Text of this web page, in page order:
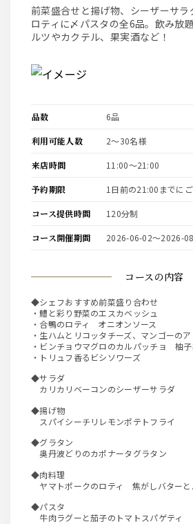
前菜盛合せと揚げ物、シーザーサラダ、ヤマトポークの
ロティに〆パスタの全6品。飲み放
ルツやカクテル、果実酒など！
コースの内容
◆シェフおすすめ前菜盛り合わせ
・鱧と彩り野菜のエスカベッシュ
・合鴨のロティ オニオンソース
・生ハムとリコッタチーズ、マンゴーの
・ビンチョウマグロのカルパッチョ 柚
・トリュフ香るビシソワーズ
◆サラダ
カリカリベーコンのシーザーサラダ
◆揚げ物
スパイシーチリレモンポテトフライ
◆グラタン
奥丹波どりのカポナータグラタン
◆肉料理
ヤマトポークのロティ 焦がしバターと
◆パスタ
牛肉ラグーと茄子のトマトスパゲティ
品数 6品
利用可能人数 2〜30名様
来店時間 11:00〜21:00
予約期限 1日前の21:00までに
コース提供時間 120分制
コース開催期間 2026-06-02〜2026-